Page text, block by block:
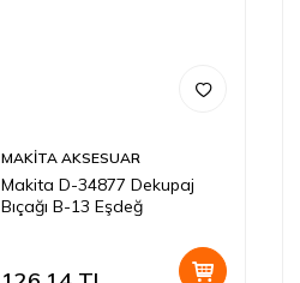
MAKİTA AKSESUAR
Makita D-34877 Dekupaj
Bıçağı B-13 Eşdeğ